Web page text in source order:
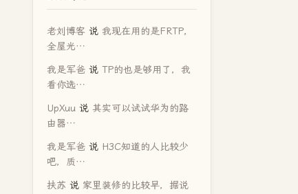
老刘博客 说 我现在用的是FRTP，
全屋光…
我是军爸 说 TP的也是够用了，我
看你选…
UpXuu 说 其实可以试试华为的路
由器…
我是军爸 说 H3C知道的人比较少
吧，质…
扶苏 说 家里装修的比较早，据说